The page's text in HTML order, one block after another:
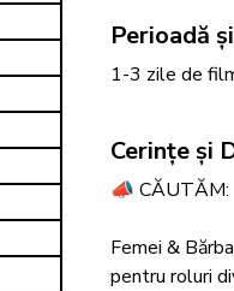
Perioadă
1-3 zile de
Cerințe și
📣 CĂUTĂM:
Femei &
pentru roluri